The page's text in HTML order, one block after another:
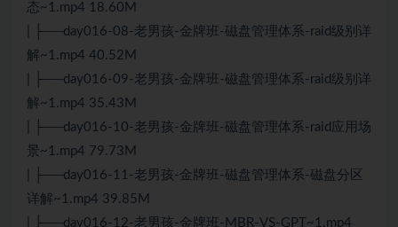
态~1.mp4 18.60M
| ├──day016-08-老男孩-金牌班-磁盘管理体系-raid级别详
解~1.mp4 40.52M
| ├──day016-09-老男孩-金牌班-磁盘管理体系-raid级别详
解~1.mp4 35.43M
| ├──day016-10-老男孩-金牌班-磁盘管理体系-raid应用场
景~1.mp4 79.73M
| ├──day016-11-老男孩-金牌班-磁盘管理体系-磁盘分区
详解~1.mp4 39.85M
| ├──day016-12-老男孩-金牌班-MBR-VS-GPT~1.mp4